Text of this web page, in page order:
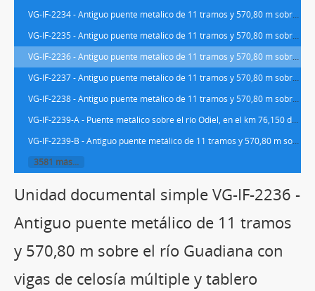
VG-IF-2234 - Antiguo puente metálico de 11 tramos y 570,80 m sobre el río Guadiana con vigas de celosía múltiple y tablero intermedio, denominado Guadiana II y situado en el km 437/066 de la línea de Madrid a Badajoz, dentro del término de los municipios pacenses de Zarza de Alange y Don Álvaro, y sustituido posteriormente por un puente de hormigón
VG-IF-2235 - Antiguo puente metálico de 11 tramos y 570,80 m sobre el río Guadiana con vigas de celosía múltiple y tablero intermedio, denominado Guadiana II y situado en el km 437/066 de la línea de Madrid a Badajoz, dentro del término de los municipios pacenses de Zarza de Alange y Don Álvaro, y sustituido posteriormente por un puente de hormigón
VG-IF-2236 - Antiguo puente metálico de 11 tramos y 570,80 m sobre el río Guadiana con vigas de celosía múltiple y tablero intermedio, denominado Guadiana II y situado en el km 437/066 de la línea de Madrid a Badajoz, dentro del término de los municipios pacenses de Zarza de Alange y Don Álvaro, y sustituido posteriormente por un puente de hormigón
VG-IF-2237 - Antiguo puente metálico de 11 tramos y 570,80 m sobre el río Guadiana con vigas de celosía múltiple y tablero intermedio, denominado Guadiana II y situado en el km 437/066 de la línea de Madrid a Badajoz, dentro del término de los municipios pacenses de Zarza de Alange y Don Álvaro, y sustituido posteriormente por un puente de hormigón
VG-IF-2238 - Antiguo puente metálico de 11 tramos y 570,80 m sobre el río Guadiana con vigas de celosía múltiple y tablero intermedio, denominado Guadiana II y situado en el km 437/066 de la línea de Madrid a Badajoz, dentro del término de los municipios pacenses de Zarza de Alange y Don Álvaro, y sustituido posteriormente por un puente de hormigón
VG-IF-2239-A - Puente metálico sobre el río Odiel, en el km 76,150 de la línea de Zafra a Huelva, entre los municipios de Calañas y Trigueros
VG-IF-2239-B - Antiguo puente metálico de 11 tramos y 570,80 m sobre el río Guadiana con vigas de celosía múltiple y tablero intermedio, denominado Guadiana II y situado en el km 437/066 de la línea de Madrid a Badajoz, dentro del término de los municipios pacenses de Zarza de Alange y Don Álvaro, y sustituido posteriormente por un puente de hormigón
3581 más...
Unidad documental simple VG-IF-2236 -
Antiguo puente metálico de 11 tramos
y 570,80 m sobre el río Guadiana con
vigas de celosía múltiple y tablero